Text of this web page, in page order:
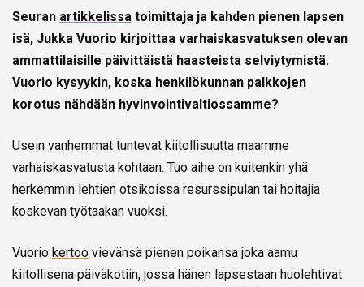
Seuran artikkelissa toimittaja ja kahden pienen lapsen
isä, Jukka Vuorio kirjoittaa varhaiskasvatuksen olevan
ammattilaisille päivittäistä haasteista selviytymistä.
Vuorio kysyykin, koska henkilökunnan palkkojen
korotus nähdään hyvinvointivaltiossamme?
Usein vanhemmat tuntevat kiitollisuutta maamme
varhaiskasvatusta kohtaan. Tuo aihe on kuitenkin yhä
herkemmin lehtien otsikoissa resurssipulan tai hoitajia
koskevan työtaakan vuoksi.
Vuorio kertoo vievänsä pienen poikansa joka aamu
kiitollisena päiväkotiin, jossa hänen lapsestaan huolehtivat